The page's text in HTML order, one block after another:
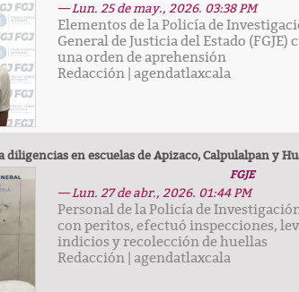
— Lun. 25 de may., 2026. 03:38 PM
Elementos de la Policía de
General de Justicia del Estado
una orden de aprehensión
Redacción| agendatlaxcala
en escuelas de Apizaco, Calpulalpan y
FGJE
— Lun. 27 de abr., 2026. 01:44 PM
Personal de la Policía de
con peritos, efectuó inspecciones,
indicios y recolección de huellas
Redacción| agendatlaxcala
un hogar no se puede
Ganar sin perder
Rocío Hernández
TRASCENDIDO